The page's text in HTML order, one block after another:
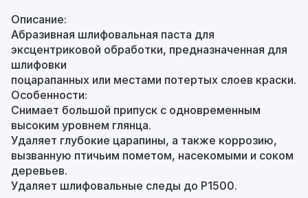
Описание:
Абразивная шлифовальная паста для
эксцентриковой обработки, предназначенная для
шлифовки
поцарапанных или местами потертых слоев краски.
Особенности:
Снимает большой припуск с одновременным
высоким уровнем глянца.
Удаляет глубокие царапины, а также коррозию,
вызванную птичьим пометом, насекомыми и соком
деревьев.
Удаляет шлифовальные следы до P1500.